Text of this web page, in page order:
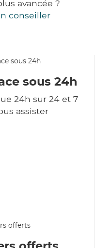
avancée ?
conseiller
sous 24h
24h sur 24 et 7
assister